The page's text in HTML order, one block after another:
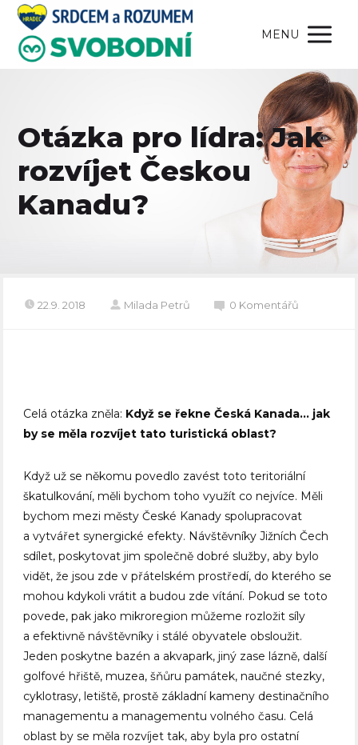
MENU
Otázka pro lídra: Jak
rozvíjet Českou
Kanadu?
22.9. 2018 Milada Petrů 0 Komentářů
Celá otázka zněla: Když se řekne Česká Kanada… jak
by se měla rozvíjet tato turistická oblast?
Když už se někomu povedlo zavést toto teritoriální
škatulkování, měli bychom toho využít co nejvíce. Měli
bychom mezi městy České Kanady spolupracovat
a vytvářet synergické efekty. Návštěvníky Jižních Čech
sdílet, poskytovat jim společně dobré služby, aby bylo
vidět, že jsou zde v přátelském prostředí, do kterého se
mohou kdykoli vrátit a budou zde vítání. Pokud se toto
povede, pak jako mikroregion můžeme rozložit síly
a efektivně návštěvníky i stálé obyvatele obsloužit.
Jeden poskytne bazén a akvapark, jiný zase lázně, další
golfové hřiště, muzea, šňůru památek, naučné stezky,
cyklotrasy, letiště, prostě základní kameny destinačního
managementu a managementu volného času. Celá
oblast by se měla rozvíjet tak, aby byla pro ostatní